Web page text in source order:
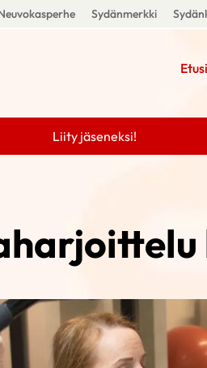
Sydänmerkki
Liity jäseneksi!